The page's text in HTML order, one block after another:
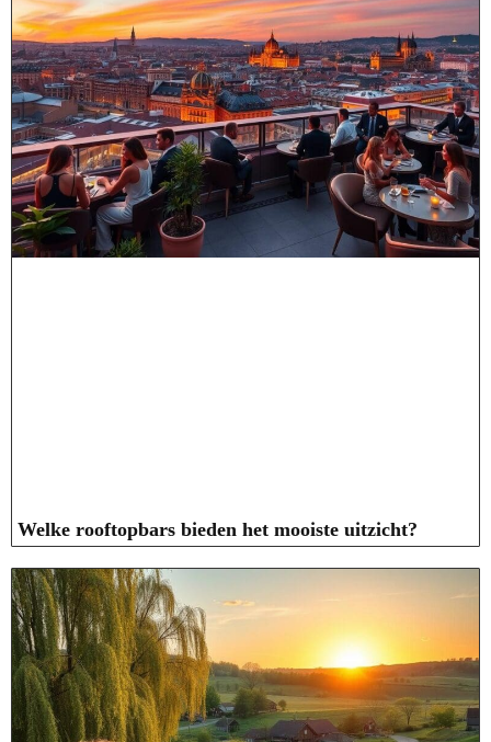
Welke rooftopbars bieden het mooiste uitzicht?